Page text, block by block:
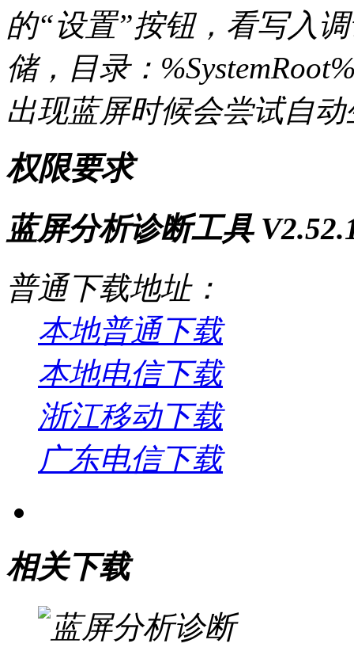
的“设置”按钮，看写入
储，目录：
出现蓝屏时候会尝试自
权限要求
蓝屏分析诊断工具
普通下载地址：
本地普通下载
本地电信下载
浙江移动下载
广东电信下载
相关下载